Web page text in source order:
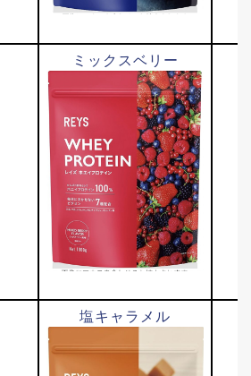
ミックスベリー
塩キャラメル